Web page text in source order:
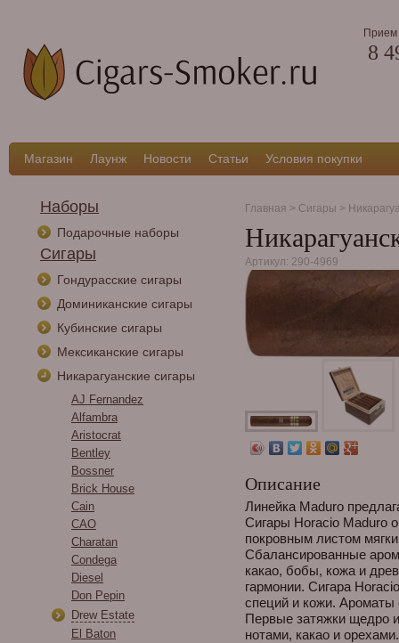
Прием
8
Магазин Лаунж Новости Статьи Условия покупки
Наборы
Подарочные наборы
Сигары
Гондурасские сигары
Доминиканские сигары
Кубинские сигары
Мексиканские сигары
Никарагуанские сигары
AJ Fernandez
Alfambra
Aristocrat
Bentley
Bossner
Brick House
Cain
CAO
Charatan
Condega
Diesel
Don Pepin
Drew Estate
El Baton
Главная > Сигары >
Артикул: 290-4969
Описание
Линейка Maduro
Сигары Horacio Maduro
покровным листом
Сбалансированные
какао, бобы, кожа и
гармонии. Сигара
специй и кожи. Ароматы
Первые затяжки щедро
нотами, какао и орехами.